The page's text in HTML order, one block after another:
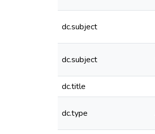
dc.subject
dc.subject
dc.title
dc.type